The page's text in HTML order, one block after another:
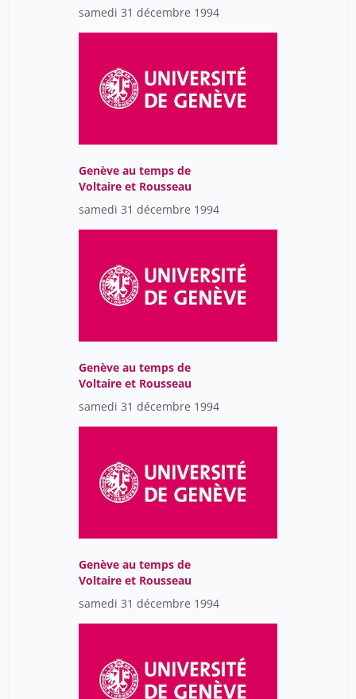
samedi 31 décembre 1994
Genève au temps de
Voltaire et Rousseau
samedi 31 décembre 1994
Genève au temps de
Voltaire et Rousseau
samedi 31 décembre 1994
Genève au temps de
Voltaire et Rousseau
samedi 31 décembre 1994